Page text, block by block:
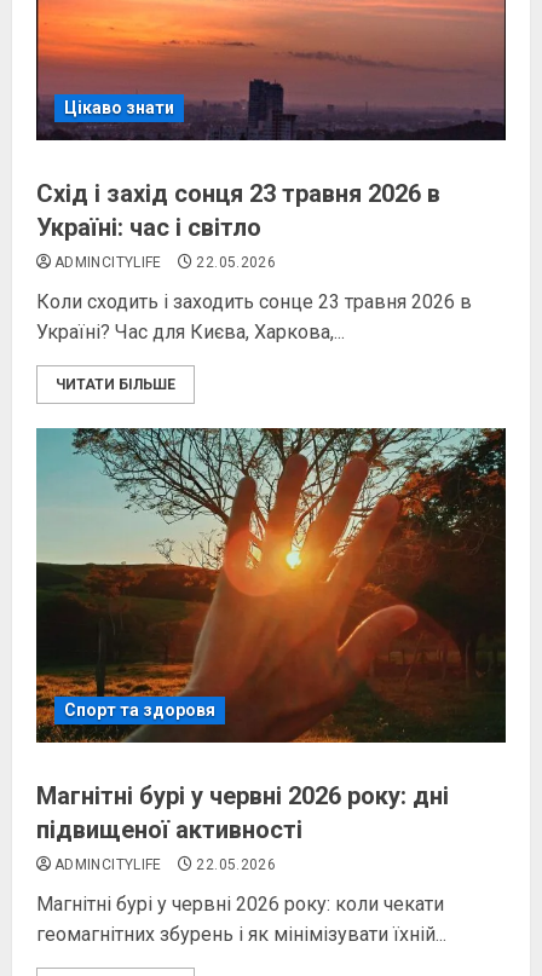
Цікаво знати
Схід і захід сонця 23 травня 2026 в
Україні: час і світло
ADMINCITYLIFE 22.05.2026
Коли сходить і заходить сонце 23 травня 2026 в
Україні? Час для Києва, Харкова,...
ЧИТАТИ БІЛЬШЕ
Спорт та здоровя
Магнітні бурі у червні 2026 року: дні
підвищеної активності
ADMINCITYLIFE 22.05.2026
Магнітні бурі у червні 2026 року: коли чекати
геомагнітних збурень і як мінімізувати їхній...